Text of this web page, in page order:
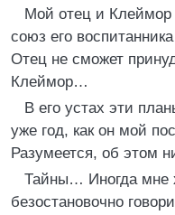
Мой отец и
союз его
Отец не сможет
Клеймор…
В его устах эти
уже год, как он мой
Разумеется, об этом
Тайны… Иногда мне
безостановочно